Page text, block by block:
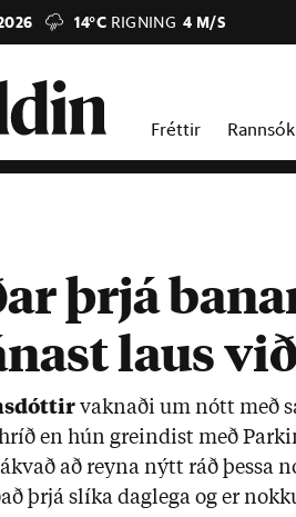
14°C RIGNING 4 M/S
Fréttir
þrjá
laus
vakn­aði um nótt með
en hún greind­ist með
að reyna nýtt ráð þessa
þrjá slíka dag­lega og er